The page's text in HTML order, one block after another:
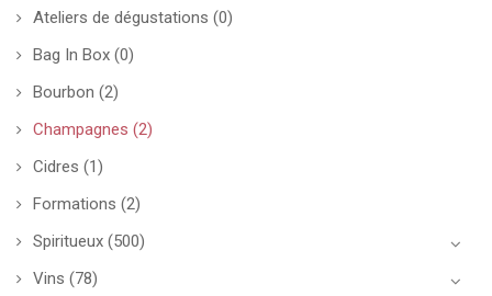
Ateliers de dégustations (0)
Bag In Box (0)
Bourbon (2)
Champagnes (2)
Cidres (1)
Formations (2)
Spiritueux (500)
Vins (78)